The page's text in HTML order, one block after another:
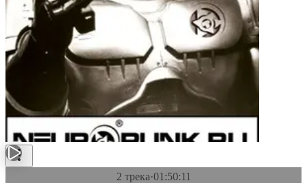
2 трека·01:50:11